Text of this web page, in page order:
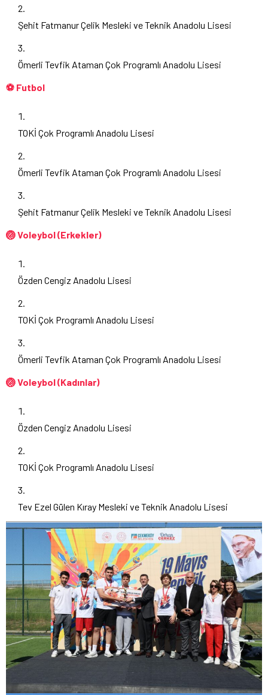
Şehit Fatmanur Çelik Mesleki ve Teknik Anadolu Lisesi
Ömerli Tevfik Ataman Çok Programlı Anadolu Lisesi
⚽ Futbol
TOKİ Çok Programlı Anadolu Lisesi
Ömerli Tevfik Ataman Çok Programlı Anadolu Lisesi
Şehit Fatmanur Çelik Mesleki ve Teknik Anadolu Lisesi
🏐 Voleybol (Erkekler)
Özden Cengiz Anadolu Lisesi
TOKİ Çok Programlı Anadolu Lisesi
Ömerli Tevfik Ataman Çok Programlı Anadolu Lisesi
🏐 Voleybol (Kadınlar)
Özden Cengiz Anadolu Lisesi
TOKİ Çok Programlı Anadolu Lisesi
Tev Ezel Gülen Kıray Mesleki ve Teknik Anadolu Lisesi